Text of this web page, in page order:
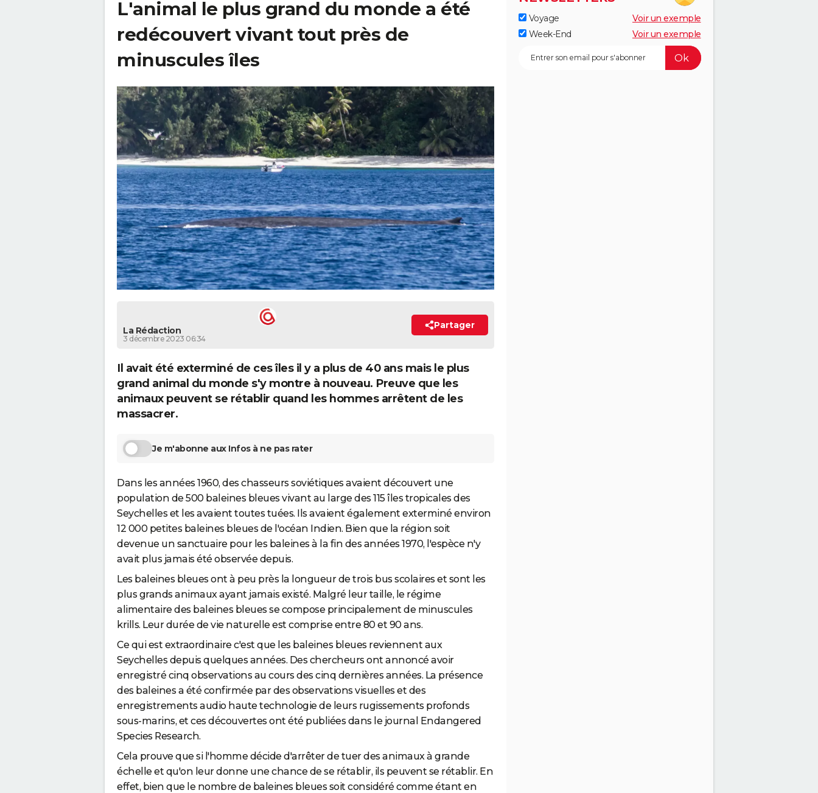
L'animal le plus grand du monde a été
redécouvert vivant tout près de
minuscules îles
La Rédaction
3 décembre 2023 06:34
Partager
Il avait été exterminé de ces îles il y a plus de 40 ans mais le plus
grand animal du monde s'y montre à nouveau. Preuve que les
animaux peuvent se rétablir quand les hommes arrêtent de les
massacrer.
Je m'abonne aux Infos à ne pas rater
Dans les années 1960, des chasseurs soviétiques avaient découvert une
population de 500 baleines bleues vivant au large des 115 îles tropicales des
Seychelles et les avaient toutes tuées. Ils avaient également exterminé environ
12 000 petites baleines bleues de l'océan Indien. Bien que la région soit
devenue un sanctuaire pour les baleines à la fin des années 1970, l'espèce n'y
avait plus jamais été observée depuis.
Les baleines bleues ont à peu près la longueur de trois bus scolaires et sont les
plus grands animaux ayant jamais existé. Malgré leur taille, le régime
alimentaire des baleines bleues se compose principalement de minuscules
krills. Leur durée de vie naturelle est comprise entre 80 et 90 ans.
Ce qui est extraordinaire c'est que les baleines bleues reviennent aux
Seychelles depuis quelques années. Des chercheurs ont annoncé avoir
enregistré cinq observations au cours des cinq dernières années. La présence
des baleines a été confirmée par des observations visuelles et des
enregistrements audio haute technologie de leurs rugissements profonds
sous-marins, et ces découvertes ont été publiées dans le journal Endangered
Species Research.
Cela prouve que si l'homme décide d'arrêter de tuer des animaux à grande
échelle et qu'on leur donne une chance de se rétablir, ils peuvent se rétablir. En
effet, bien que le nombre de baleines bleues soit considéré comme étant en
Voyage
Voir un exemple
Week-End
Voir un exemple